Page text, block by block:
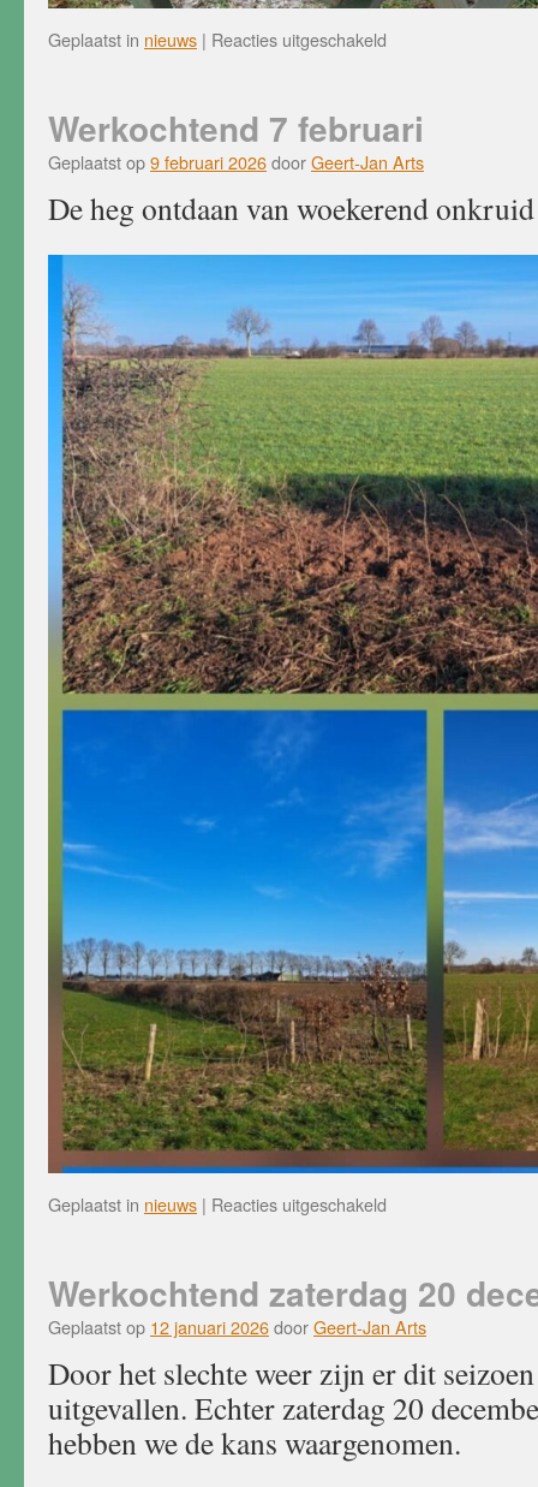
Geplaatst in nieuws | Reacties uitgeschakeld
Werkochtend 7 februari
Geplaatst op9 februari 2026doorGeert-Jan Arts
De heg ontdaan van woekerend
Geplaatst in nieuws | Reacties uitgeschakeld
Werkochtend zaterdag 20
Geplaatst op 12 januari 2026doorGeert-Jan Arts
Door het slechte weer zijn er dit
uitgevallen. Echter zaterdag 20
hebben we de kans waargenomen.